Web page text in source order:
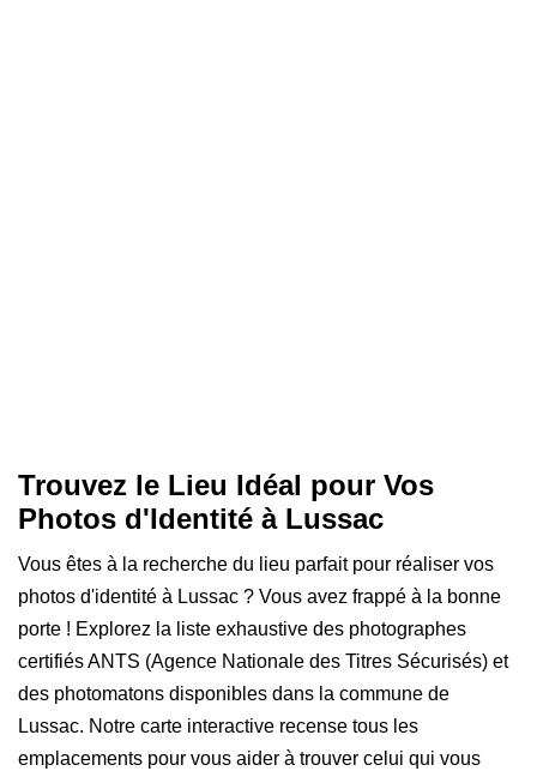
Trouvez le Lieu Idéal pour Vos
Photos d'Identité à Lussac
Vous êtes à la recherche du lieu parfait pour réaliser vos
photos d'identité à Lussac ? Vous avez frappé à la bonne
porte ! Explorez la liste exhaustive des photographes
certifiés ANTS (Agence Nationale des Titres Sécurisés) et
des photomatons disponibles dans la commune de
Lussac. Notre carte interactive recense tous les
emplacements pour vous aider à trouver celui qui vous